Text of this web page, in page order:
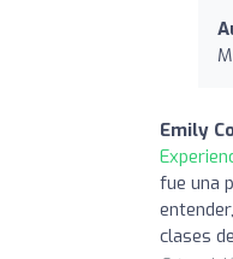
Emily
fue una
clases